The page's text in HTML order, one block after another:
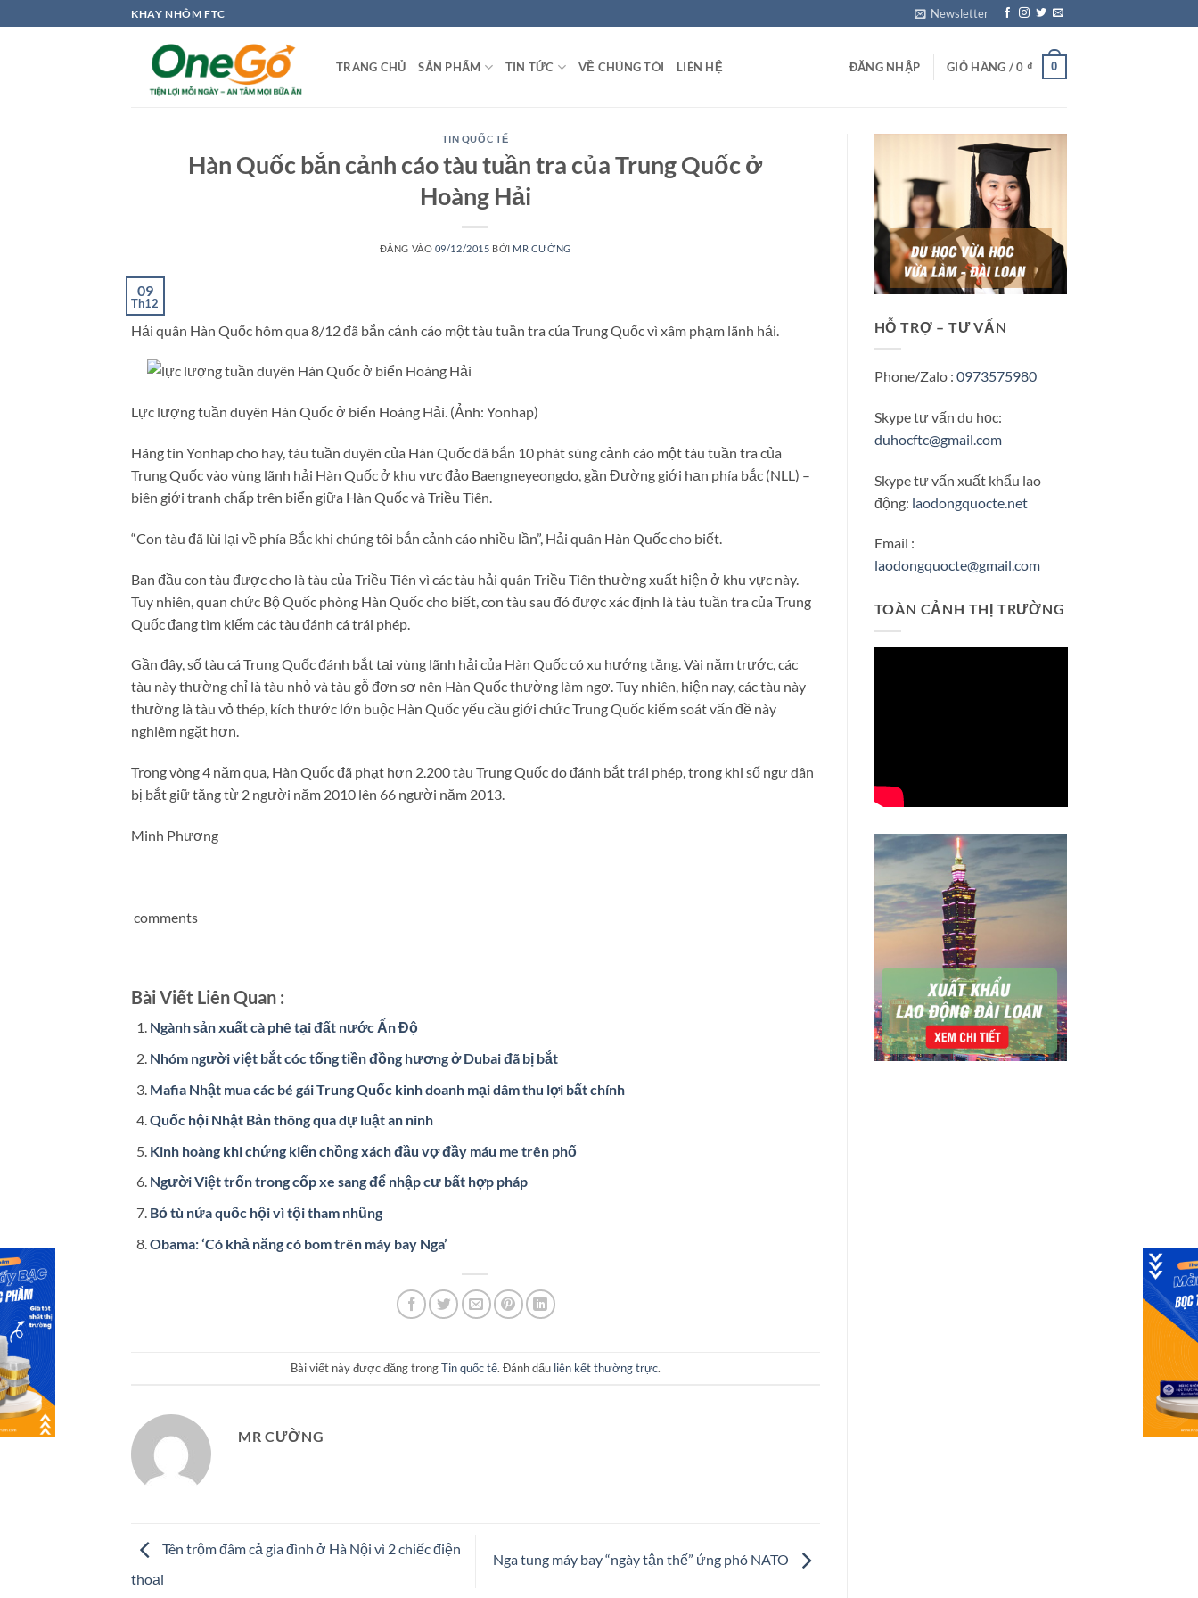
qua
KHAY NHÔM FTC Newsletter
TRANG CHỦ SẢN PHẨM TIN TỨC VỀ CHÚNG TÔI LIÊN HỆ ĐĂNG NHẬP GIỎ HÀNG /0 ₫ 0
TIN QUỐC TẾ
Hàn Quốc bắn cảnh cáo tàu tuần tra của Trung Quốc ở
Hoàng Hải
ĐĂNG VÀO 09/12/2015 BỞI MR CƯỜNG
09
Th12
Hải quân Hàn Quốc hôm qua 8/12 đã bắn cảnh cáo một tàu tuần tra của Trung Quốc vì xâm phạm lãnh hải.
Lực lượng tuần duyên Hàn Quốc ở biển Hoàng Hải. (Ảnh: Yonhap)
Hãng tin Yonhap cho hay, tàu tuần duyên của Hàn Quốc đã bắn 10 phát súng cảnh cáo một tàu tuần tra của
Trung Quốc vào vùng lãnh hải Hàn Quốc ở khu vực đảo Baengneyeongdo, gần Đường giới hạn phía bắc (NLL) –
biên giới tranh chấp trên biển giữa Hàn Quốc và Triều Tiên.
“Con tàu đã lùi lại về phía Bắc khi chúng tôi bắn cảnh cáo nhiều lần”, Hải quân Hàn Quốc cho biết.
Ban đầu con tàu được cho là tàu của Triều Tiên vì các tàu hải quân Triều Tiên thường xuất hiện ở khu vực này.
Tuy nhiên, quan chức Bộ Quốc phòng Hàn Quốc cho biết, con tàu sau đó được xác định là tàu tuần tra của Trung
Quốc đang tìm kiếm các tàu đánh cá trái phép.
Gần đây, số tàu cá Trung Quốc đánh bắt tại vùng lãnh hải của Hàn Quốc có xu hướng tăng. Vài năm trước, các
tàu này thường chỉ là tàu nhỏ và tàu gỗ đơn sơ nên Hàn Quốc thường làm ngơ. Tuy nhiên, hiện nay, các tàu này
thường là tàu vỏ thép, kích thước lớn buộc Hàn Quốc yếu cầu giới chức Trung Quốc kiểm soát vấn đề này
nghiêm ngặt hơn.
Trong vòng 4 năm qua, Hàn Quốc đã phạt hơn 2.200 tàu Trung Quốc do đánh bắt trái phép, trong khi số ngư dân
bị bắt giữ tăng từ 2 người năm 2010 lên 66 người năm 2013.
Minh Phương
comments
Bài Viết Liên Quan :
Ngành sản xuất cà phê tại đất nước Ấn Độ
Nhóm người việt bắt cóc tống tiền đồng hương ở Dubai đã bị bắt
Mafia Nhật mua các bé gái Trung Quốc kinh doanh mại dâm thu lợi bất chính
Quốc hội Nhật Bản thông qua dự luật an ninh
Kinh hoàng khi chứng kiến chồng xách đầu vợ đầy máu me trên phố
Người Việt trốn trong cốp xe sang để nhập cư bất hợp pháp
Bỏ tù nửa quốc hội vì tội tham nhũng
Obama: ‘Có khả năng có bom trên máy bay Nga’
Bài viết này được đăng trongTin quốc tế. Đánh dấu liên kết thường trực.
MR CƯỜNG
Tên trộm đâm cả gia đình ở Hà Nội vì 2 chiếc điện
thoại
Nga tung máy bay “ngày tận thế” ứng phó NATO
HỖ TRỢ – TƯ VẤN
Phone/Zalo : 0973575980
Skype tư vấn du học:
duhocftc@gmail.com
Skype tư vấn xuất khẩu lao
động: laodongquocte.net
Email :
laodongquocte@gmail.com
TOÀN CẢNH THỊ TRƯỜNG